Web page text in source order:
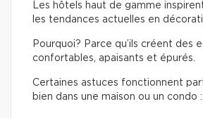
Les hôtels haut de gamme
les tendances actuelles en
Pourquoi? Parce qu’ils créent des
confortables, apaisants et épurés.
Certaines astuces fonctionnent
bien dans une maison ou un condo :